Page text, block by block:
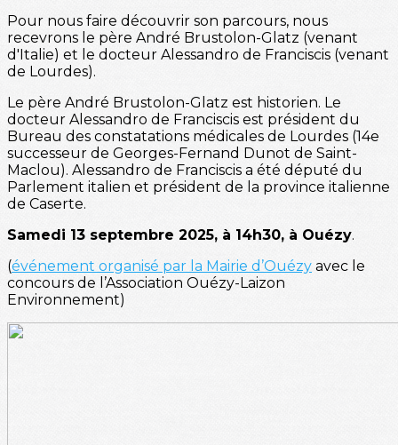
Pour nous faire découvrir son parcours, nous
recevrons le père André Brustolon-Glatz (venant
d'Italie) et le docteur Alessandro de Franciscis (venant
de Lourdes).
Le père André Brustolon-Glatz est historien. Le
docteur Alessandro de Franciscis est président du
Bureau des constatations médicales de Lourdes (14e
successeur de Georges-Fernand Dunot de Saint-
Maclou). Alessandro de Franciscis a été député du
Parlement italien et président de la province italienne
de Caserte.
Samedi 13 septembre 2025, à 14h30, à Ouézy.
(événement organisé par la Mairie d’Ouézy avec le
concours de l’Association Ouézy-Laizon
Environnement)